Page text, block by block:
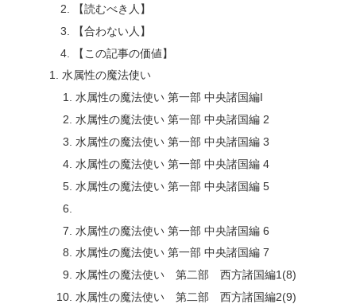
【読むべき人】
【合わない人】
【この記事の価値】
水属性の魔法使い
水属性の魔法使い 第一部 中央諸国編I
水属性の魔法使い 第一部 中央諸国編 2
水属性の魔法使い 第一部 中央諸国編 3
水属性の魔法使い 第一部 中央諸国編 4
水属性の魔法使い 第一部 中央諸国編 5
水属性の魔法使い 第一部 中央諸国編 6
水属性の魔法使い 第一部 中央諸国編 7
水属性の魔法使い 第二部 西方諸国編1(8)
水属性の魔法使い 第二部 西方諸国編2(9)